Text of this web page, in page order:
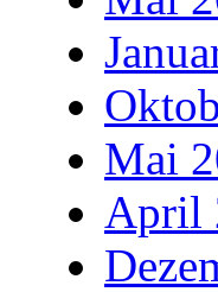
Mai
April